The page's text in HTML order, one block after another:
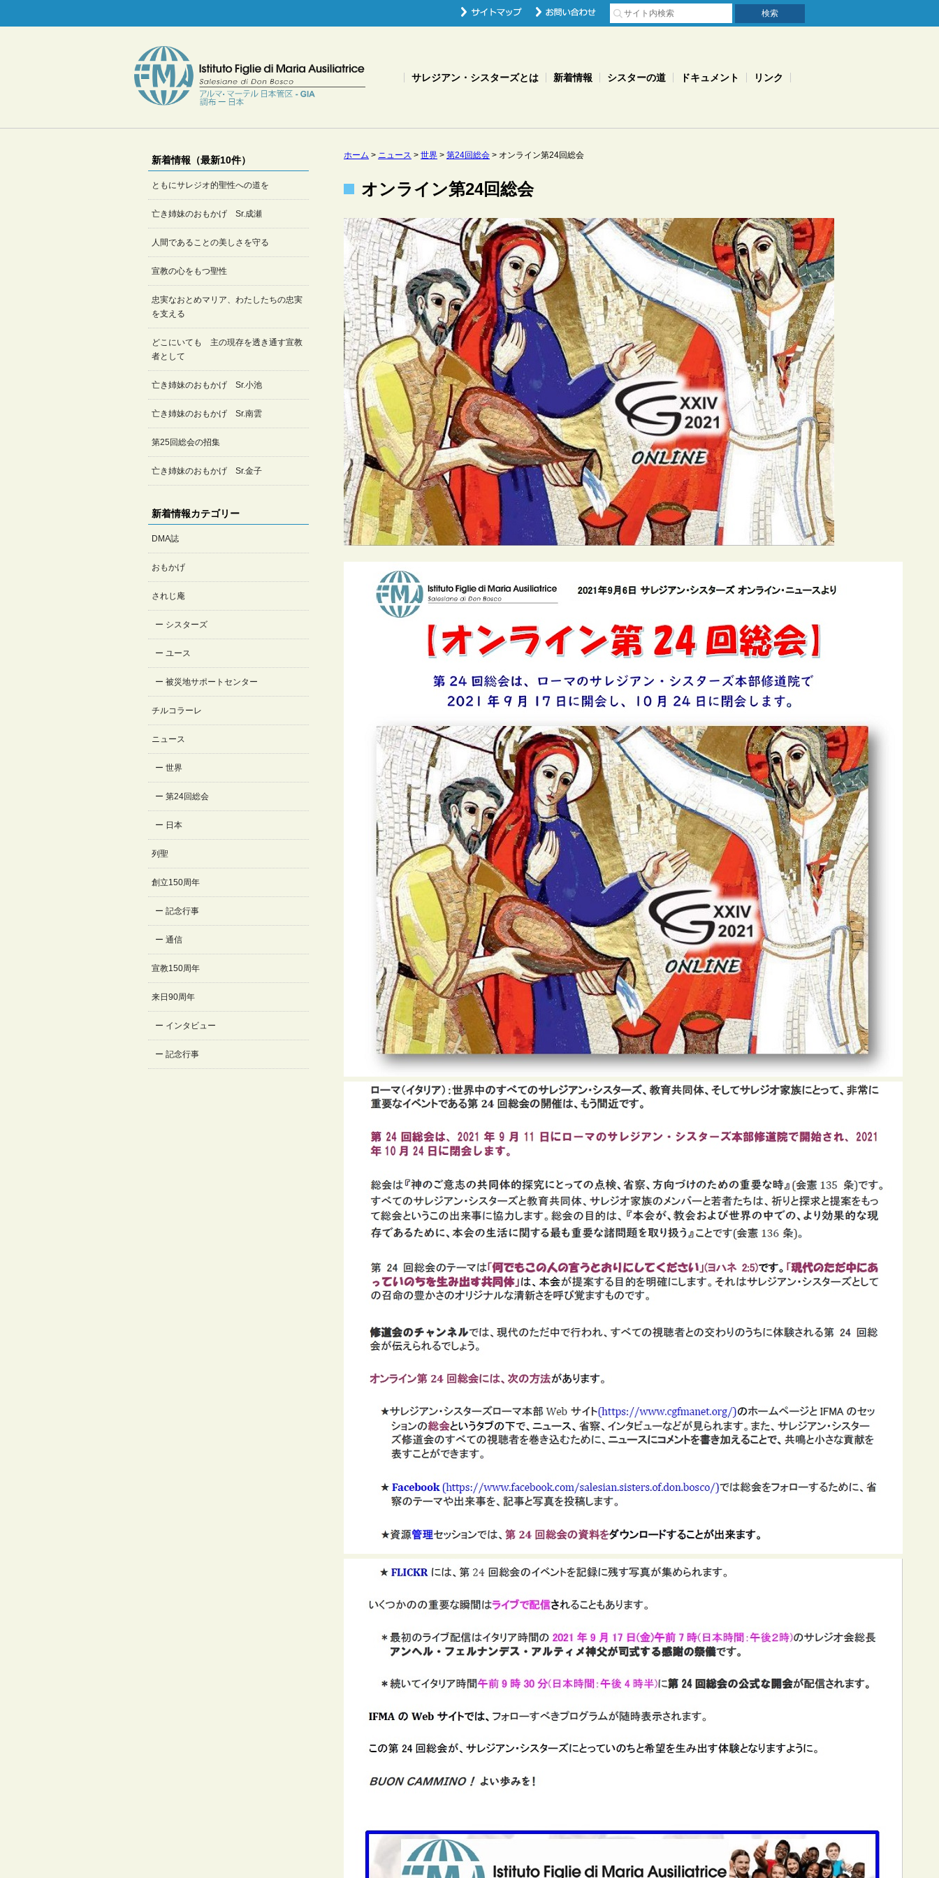
サレジアン・シスターズとは 新着情報 シスターの道 ドキュメント リンク
新着情報（最新10件）
ともにサレジオ的聖性への道を
亡き姉妹のおもかげ Sr.成瀬
人間であることの美しさを守る
宣教の心をもつ聖性
忠実なおとめマリア、わたしたちの忠実
を支える
どこにいても 主の現存を透き通す宣教
者として
亡き姉妹のおもかげ Sr.小池
亡き姉妹のおもかげ Sr.南雲
第25回総会の招集
亡き姉妹のおもかげ Sr.金子
新着情報カテゴリー
DMA誌
おもかげ
されじ庵
シスターズ
ユース
被災地サポートセンター
チルコラーレ
ニュース
世界
第24回総会
日本
列聖
創立150周年
記念行事
通信
宣教150周年
来日90周年
インタビュー
記念行事
ホーム > ニュース > 世界 > 第24回総会 > オンライン第24回総会
オンライン第24回総会